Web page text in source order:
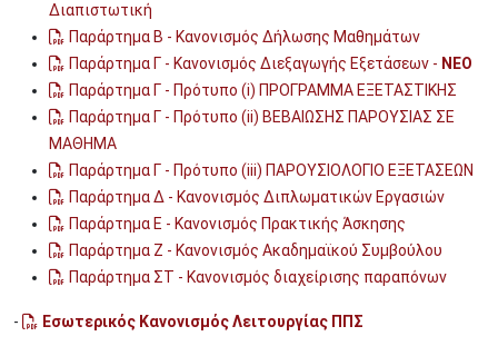
Διαπιστωτική
Παράρτημα Β - Κανονισμός Δήλωσης Μαθημάτων
Παράρτημα Γ - Κανονισμός Διεξαγωγής Εξετάσεων - ΝΕΟ
Παράρτημα Γ - Πρότυπο (i) ΠΡΟΓΡΑΜΜΑ ΕΞΕΤΑΣΤΙΚΗΣ
Παράρτημα Γ - Πρότυπο (ii) ΒΕΒΑΙΩΣΗΣ ΠΑΡΟΥΣΙΑΣ ΣΕ
ΜΑΘΗΜΑ
Παράρτημα Γ - Πρότυπο (iii) ΠΑΡΟΥΣΙΟΛΟΓΙΟ ΕΞΕΤΑΣΕΩΝ
Παράρτημα Δ - Κανονισμός Διπλωματικών Εργασιών
Παράρτημα Ε - Κανονισμός Πρακτικής Άσκησης
Παράρτημα Ζ - Κανονισμός Ακαδημαϊκού Συμβούλου
Παράρτημα ΣΤ - Κανονισμός διαχείρισης παραπόνων
- Εσωτερικός Κανονισμός Λειτουργίας ΠΠΣ